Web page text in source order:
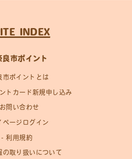
INDEX
良市ポイント
市ポイントとは
トカード新規申し込み
お問い合わせ
ページログイン
利用規約
の取り扱いについて